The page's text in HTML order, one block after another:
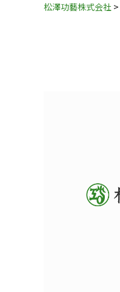
松澤功藝株式会社 >